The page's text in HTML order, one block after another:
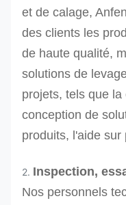
et de calage,
des clients les
de haute qualité,
solutions de
projets, tels que
conception de
produits, l'aide sur
2. Inspection,
Nos personnels